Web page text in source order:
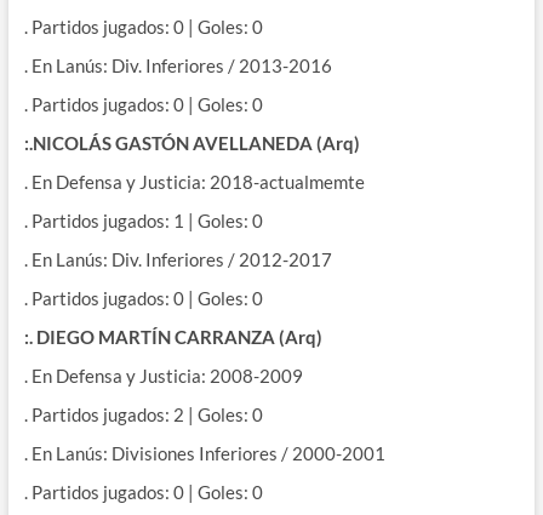
. Partidos jugados: 0 | Goles: 0
. En Lanús: Div. Inferiores / 2013-2016
. Partidos jugados: 0 | Goles: 0
:.NICOLÁS GASTÓN AVELLANEDA (Arq)
. En Defensa y Justicia: 2018-actualmemte
. Partidos jugados: 1 | Goles: 0
. En Lanús: Div. Inferiores / 2012-2017
. Partidos jugados: 0 | Goles: 0
:. DIEGO MARTÍN CARRANZA (Arq)
. En Defensa y Justicia: 2008-2009
. Partidos jugados: 2 | Goles: 0
. En Lanús: Divisiones Inferiores / 2000-2001
. Partidos jugados: 0 | Goles: 0